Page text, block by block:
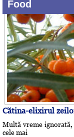
Food
Cătina-elixirul
Multă vreme ignorată,
cele mai